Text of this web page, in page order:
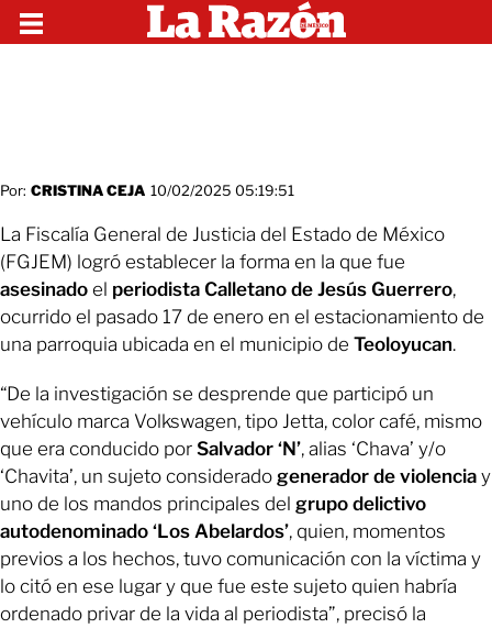
Por: CRISTINA CEJA 10/02/2025 05:19:51
La Fiscalía General de Justicia del Estado de México
(FGJEM) logró establecer la forma en la que fue
asesinado el periodista Calletano de Jesús Guerrero,
ocurrido el pasado 17 de enero en el estacionamiento de
una parroquia ubicada en el municipio de Teoloyucan.
“De la investigación se desprende que participó un
vehículo marca Volkswagen, tipo Jetta, color café, mismo
que era conducido por Salvador ‘N’, alias ‘Chava’ y/o
‘Chavita’, un sujeto considerado generador de violencia y
uno de los mandos principales del grupo delictivo
autodenominado ‘Los Abelardos’, quien, momentos
previos a los hechos, tuvo comunicación con la víctima y
lo citó en ese lugar y que fue este sujeto quien habría
ordenado privar de la vida al periodista”, precisó la